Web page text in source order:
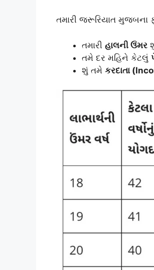
તમારી જરૂરિયાત મુજબના
તમારી હાલની ઉંમર
તમે દર મહિને કેટલું
શું તમે કરદાતા